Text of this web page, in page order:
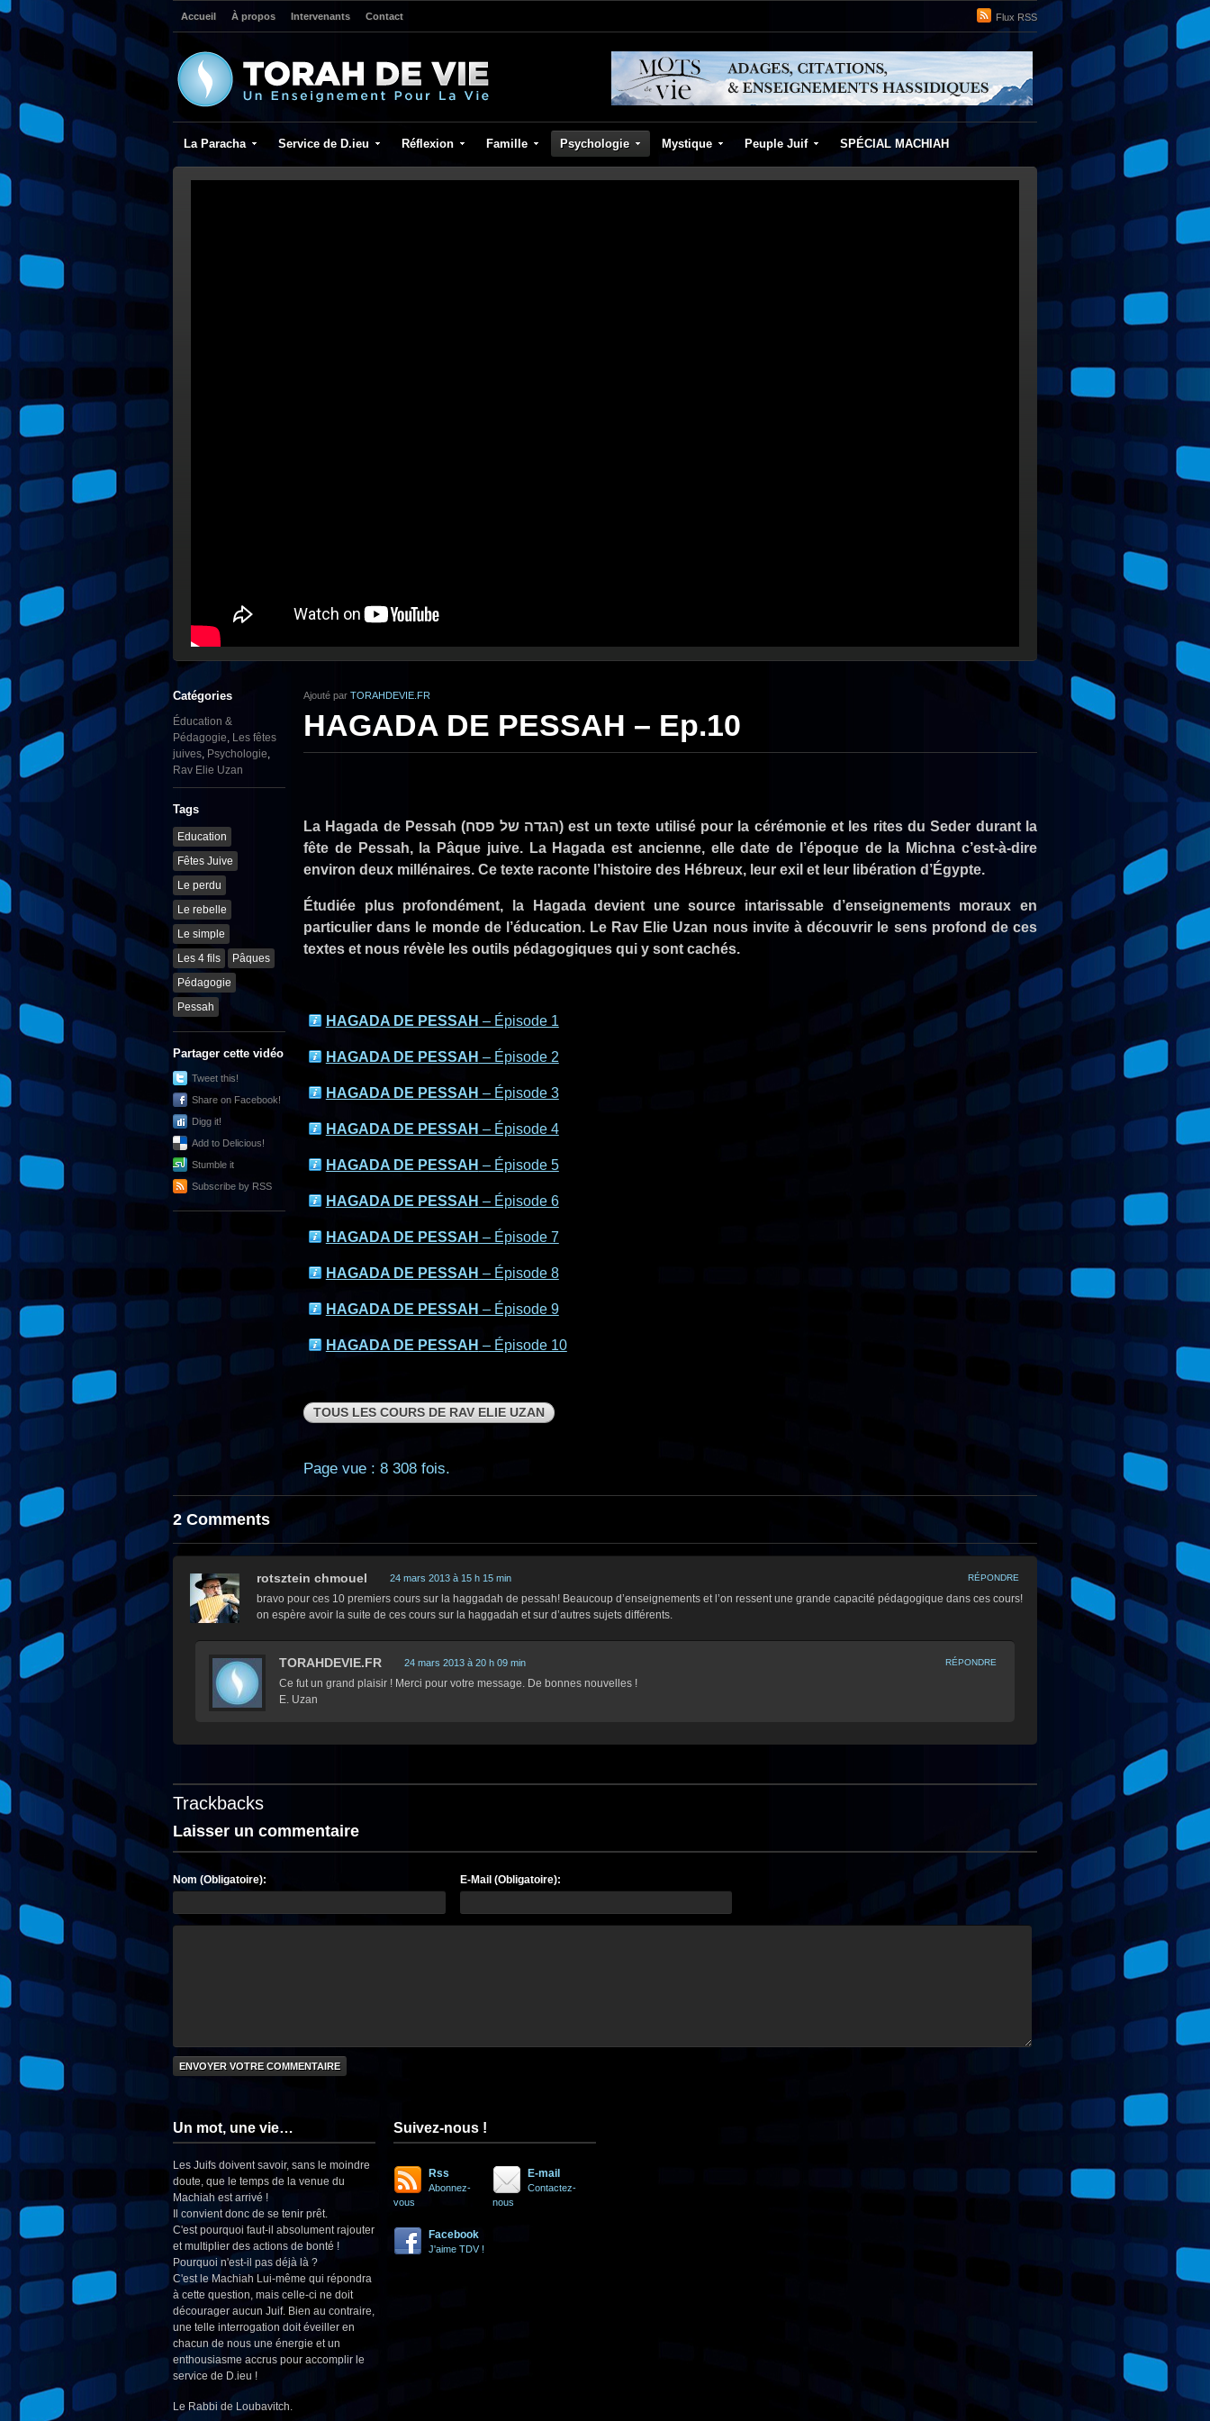
Flux RSS
Accueil À propos Intervenants Contact
La Paracha Service de D.ieu Réflexion Famille Psychologie Mystique Peuple Juif SPÉCIAL MACHIAH
Catégories
Éducation &
Pédagogie, Les fêtes
juives, Psychologie,
Rav Elie Uzan
Tags
Education
Fêtes Juive
Le perdu
Le rebelle
Le simple
Les 4 fils
Pâques
Pédagogie
Pessah
Partager cette vidéo
Tweet this!
Share on Facebook!
Digg it!
Add to Delicious!
Stumble it
Subscribe by RSS
Ajouté par TORAHDEVIE.FR
HAGADA DE PESSAH – Ep.10
La Hagada de Pessah (הגדה של פסח) est un texte utilisé pour la cérémonie et les rites du Seder durant la
fête de Pessah, la Pâque juive. La Hagada est ancienne, elle date de l’époque de la Michna c’est-à-dire
environ deux millénaires. Ce texte raconte l’histoire des Hébreux, leur exil et leur libération d’Égypte.
Étudiée plus profondément, la Hagada devient une source intarissable d’enseignements moraux en
particulier dans le monde de l’éducation. Le Rav Elie Uzan nous invite à découvrir le sens profond de ces
textes et nous révèle les outils pédagogiques qui y sont cachés.
HAGADA DE PESSAH – Épisode 1
HAGADA DE PESSAH – Épisode 2
HAGADA DE PESSAH – Épisode 3
HAGADA DE PESSAH – Épisode 4
HAGADA DE PESSAH – Épisode 5
HAGADA DE PESSAH – Épisode 6
HAGADA DE PESSAH – Épisode 7
HAGADA DE PESSAH – Épisode 8
HAGADA DE PESSAH – Épisode 9
HAGADA DE PESSAH – Épisode 10
TOUS LES COURS DE RAV ELIE UZAN
Page vue : 8 308 fois.
2 Comments
rotsztein chmouel 24 mars 2013 à 15 h 15 min
bravo pour ces 10 premiers cours sur la haggadah de pessah! Beaucoup d’enseignements et l’on ressent une grande capacité pédagogique dans ces cours!
on espère avoir la suite de ces cours sur la haggadah et sur d’autres sujets différents.
RÉPONDRE
TORAHDEVIE.FR 24 mars 2013 à 20 h 09 min
Ce fut un grand plaisir ! Merci pour votre message. De bonnes nouvelles !
E. Uzan
RÉPONDRE
Trackbacks
Laisser un commentaire
Nom (Obligatoire): E-Mail (Obligatoire):
Un mot, une vie…
Les Juifs doivent savoir, sans le moindre
doute, que le temps de la venue du
Machiah est arrivé !
Il convient donc de se tenir prêt.
C'est pourquoi faut-il absolument rajouter
et multiplier des actions de bonté !
Pourquoi n'est-il pas déjà là ?
C'est le Machiah Lui-même qui répondra
à cette question, mais celle-ci ne doit
décourager aucun Juif. Bien au contraire,
une telle interrogation doit éveiller en
chacun de nous une énergie et un
enthousiasme accrus pour accomplir le
service de D.ieu !
Le Rabbi de Loubavitch.
Suivez-nous !
Rss
Abonnez-
vous
E-mail
Contactez-
nous
Facebook
J'aime TDV !